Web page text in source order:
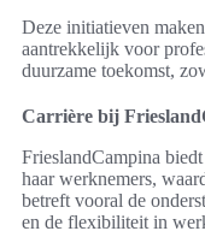
Deze initiatieven
aantrekkelijk voor
duurzame toekomst,
Carrière bij
FrieslandCampina
haar werknemers,
betreft vooral de
en de flexibiliteit in